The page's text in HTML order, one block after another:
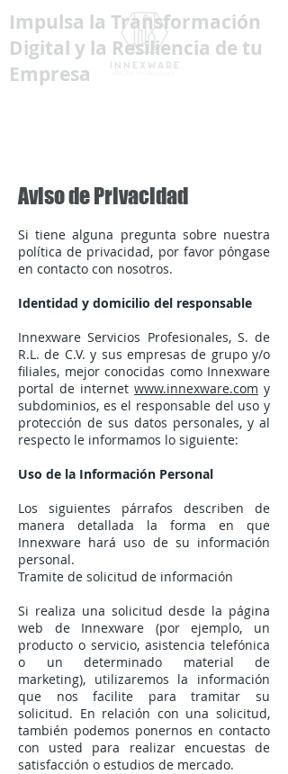
Impulsa la Transformación
Digital y la Resiliencia de tu
Empresa
Aviso de Privacidad
Si tiene alguna pregunta sobre nuestra
política de privacidad, por favor póngase
en contacto con nosotros.
Identidad y domicilio del responsable
Innexware Servicios Profesionales, S. de
R.L. de C.V. y sus empresas de grupo y/o
filiales, mejor conocidas como Innexware
portal de internet www.innexware.com y
subdominios, es el responsable del uso y
protección de sus datos personales, y al
respecto le informamos lo siguiente:
Uso de la Información Personal
Los siguientes párrafos describen de
manera detallada la forma en que
Innexware hará uso de su información
personal.
Tramite de solicitud de información
Si realiza una solicitud desde la página
web de Innexware (por ejemplo, un
producto o servicio, asistencia telefónica
o un determinado material de
marketing), utilizaremos la información
que nos facilite para tramitar su
solicitud. En relación con una solicitud,
también podemos ponernos en contacto
con usted para realizar encuestas de
satisfacción o estudios de mercado.